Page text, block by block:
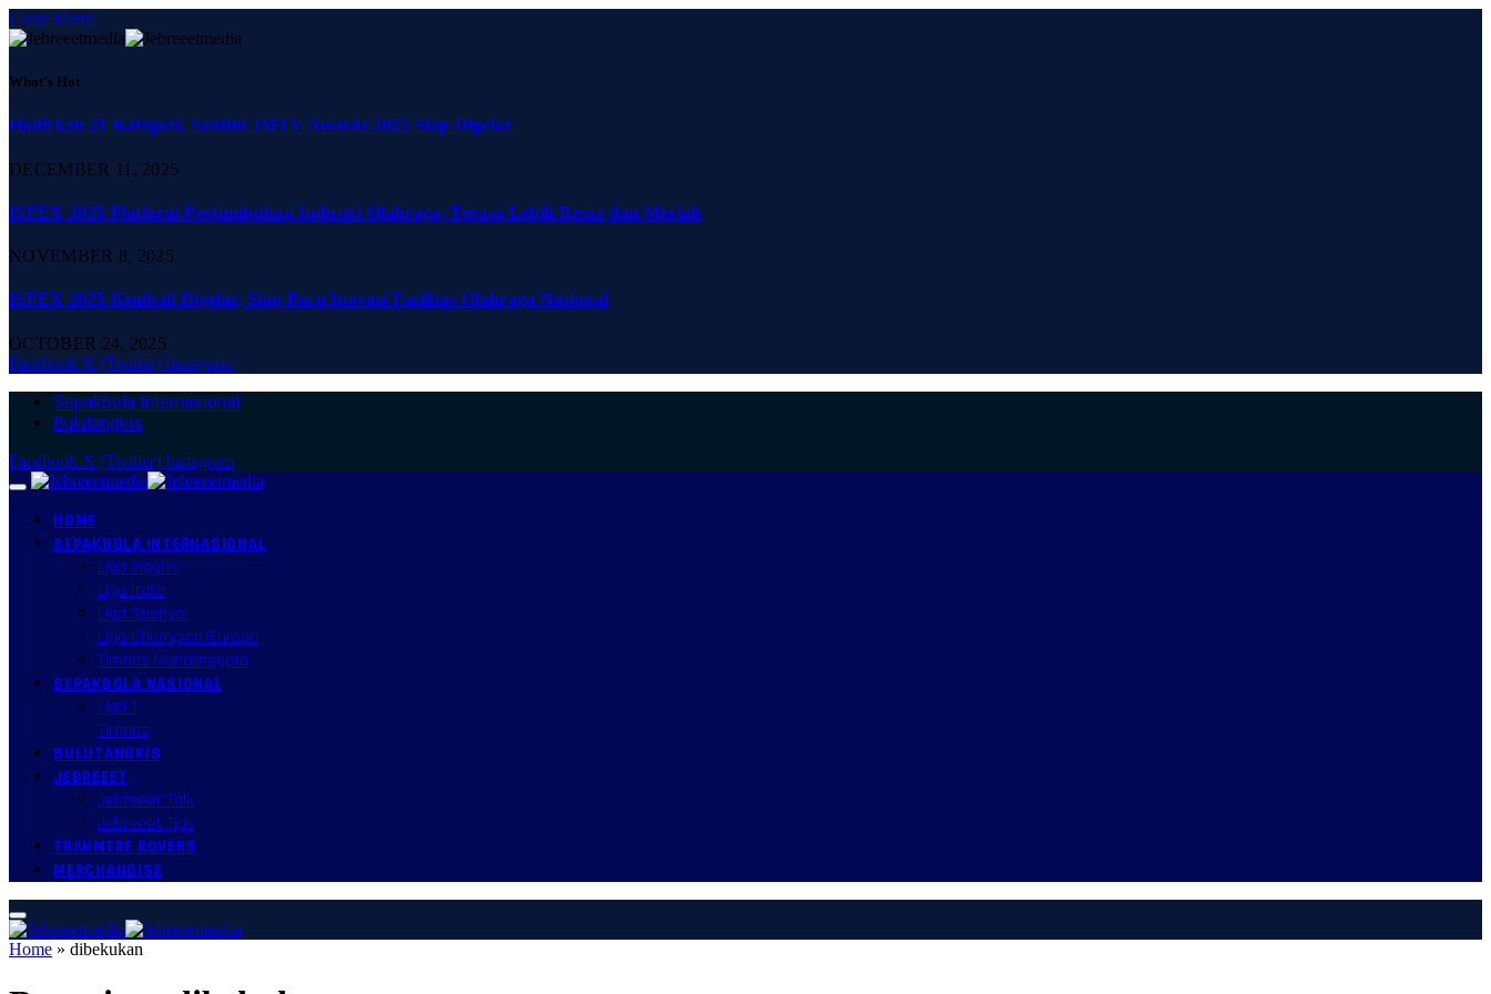
Close Menu
What's Hot
Hadirkan 21 Kategori, Santini JMTV Awards 2025 Siap Digelar
DECEMBER 11, 2025
ISFEX 2025 Platform Pertumbuhan Industri Olahraga, Terasa Lebih Besar dan Meriah
NOVEMBER 8, 2025
ISFEX 2025 Kembali Digelar, Siap Pacu Inovasi Fasilitas Olahraga Nasional
OCTOBER 24, 2025
Facebook X (Twitter) Instagram
Sepakbola Internasional
Bulutangkis
Facebook X (Twitter) Instagram
HOME
SEPAKBOLA INTERNASIONAL
Liga Inggris
Liga Italia
Liga Spanyol
Liga Champion/Europa
Timnas Mancanegara
SEPAKBOLA NASIONAL
Liga 1
Timnas
BULUTANGKIS
JEBREEET
Jebreeet Talk
Jebreeet Tips
TRANMERE ROVERS
MERCHANDISE
Home » dibekukan